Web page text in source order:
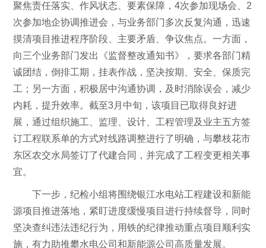
聚焦责任落实、作风状态、要素保障，4次参加现场会、2
次参加地企协调推进会，与业务部门多次反复沟通，迅速
摸清项目推进程序阶段、主要矛盾、争议焦点。一方面，
向三个业务部门发出《监督整改通知书》，要求各部门精
诚团结，倒排工期，挂表作战，坚决按期、安全、保质完
工；另一方面，积极居中沟通协调，及时消除误会，减少
内耗，提升效率。截至3月中旬，该项目已取得良好进
展，通过组织施工、监理、设计、工程管理及业主五方签
订工程联系单的方式对线路调整进行了明确，与攀枝花市
东区农交水局签订了代建合同，并完成了工程变更相关事
宜。
下一步，纪检小组将围绕银江水电站工程建设和新能
源项目推进落地，紧盯进度缓慢项目进行持续督导，同时
坚决查纠违法违纪行为，用铁的纪律推动重点项目顺利实
施，有力助推攀水电公司和新能源公司高质量发展。